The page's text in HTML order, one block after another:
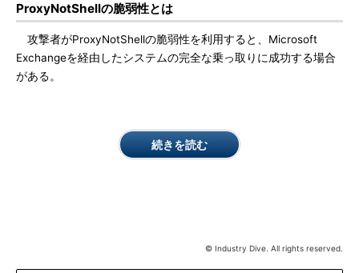
ProxyNotShellの脆弱性とは
攻撃者がProxyNotShellの脆弱性を利用すると、Microsoft
Exchangeを経由したシステムの完全な乗っ取りに成功する場合
がある。
続きを読む
© Industry Dive. All rights reserved.